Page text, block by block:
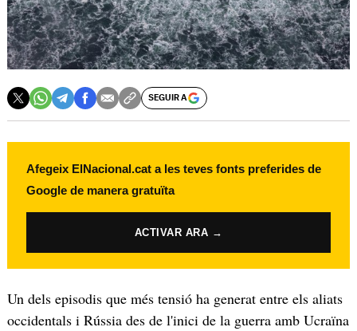
SEGUIR A
Afegeix ElNacional.cat a les teves fonts preferides de
Google de manera gratuïta
ACTIVAR ARA →
Un dels episodis que més tensió ha generat entre els aliats
occidentals i Rússia des de l'inici de la guerra amb Ucraïna